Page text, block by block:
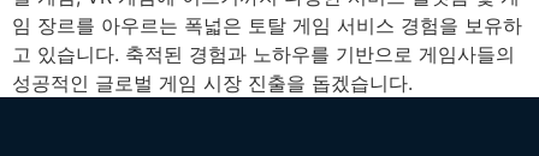
임 장르를 아우르는 폭넓은 토탈 게임 서비스 경험을 보유하
고 있습니다. 축적된 경험과 노하우를 기반으로 게임사들의
성공적인 글로벌 게임 시장 진출을 돕겠습니다.